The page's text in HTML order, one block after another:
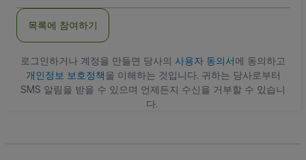
소
목록에 참여하기
로그인하거나 계정을 만들면 당사의 사용자 동의서에 동의하고
개인정보 보호정책을 이해하는 것입니다. 귀하는 당사로부터
SMS 알림을 받을 수 있으며 언제든지 수신을 거부할 수 있습니
다.